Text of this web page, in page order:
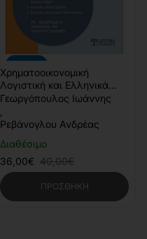
Διαθέσιμο
Χρηματοοικονομική
Λογιστική και Ελληνικά
Λογιστικά Πρότυπα
Γεωργόπουλος Ιωάννης
Ρεβάνογλου Ανδρέας
36,00€ 40,00€
ΠΡΟΣΘΉΚΗ